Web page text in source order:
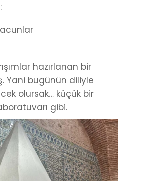
hazırlanan bir
Yani bugünün diliyle
olursak… küçük bir
gibi.